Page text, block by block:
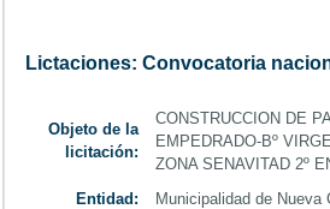
Lictaciones: Convocatoria
Objeto de la
licitación:
CONSTRUCCION DE
EMPEDRADO-Bº
ZONA SENAVITAD 2º
Entidad:
Municipalidad de Nueva